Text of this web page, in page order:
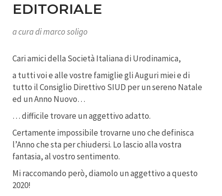
EDITORIALE
a cura di marco soligo
Cari amici della Società Italiana di Urodinamica,
a tutti voi e alle vostre famiglie gli Auguri miei e di
tutto il Consiglio Direttivo SIUD per un sereno Natale
ed un Anno Nuovo…
… difficile trovare un aggettivo adatto.
Certamente impossibile trovarne uno che definisca
l’Anno che sta per chiudersi. Lo lascio alla vostra
fantasia, al vostro sentimento.
Mi raccomando però, diamolo un aggettivo a questo
2020!